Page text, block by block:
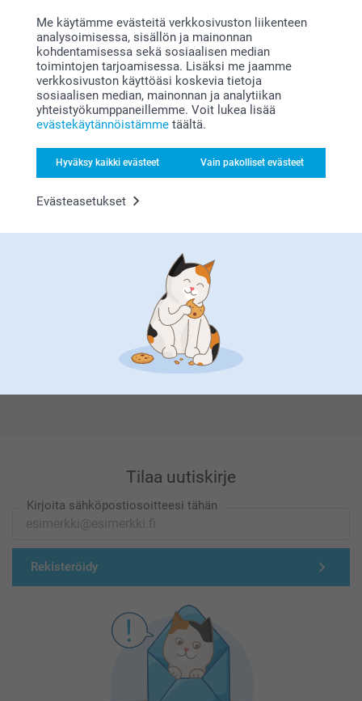
Me käytämme evästeitä verkkosivuston liikenteen
analysoimisessa, sisällön ja mainonnan
kohdentamisessa sekä sosiaalisen median
toimintojen tarjoamisessa. Lisäksi me jaamme
verkkosivuston käyttöäsi koskevia tietoja
sosiaalisen median, mainonnan ja analytiikan
yhteistyökumppaneillemme. Voit lukea lisää
evästekäytännöistämme täältä.
Hyväksy kaikki evästeet Vain pakolliset evästeet
Evästeasetukset
Silitettävät nimilaput
Aseta silitysrauta suurimmalle teholle. Älä käytä
Aseta nimilappu oikeaan asentoon teksti ylöspäin
Laita nimilapun päälle mukana toimitettu silityspaperi
Paina silitysrauta tiukasti nimilapun päälle 5–10
sekunnin ajaksi. Nosta silitysrauta varovasti ylös.
Bonusta kaikista tilauksista
Tilaa uutiskirje
Kirjoita sähköpostiosoitteesi tähän
Rekisteröidy